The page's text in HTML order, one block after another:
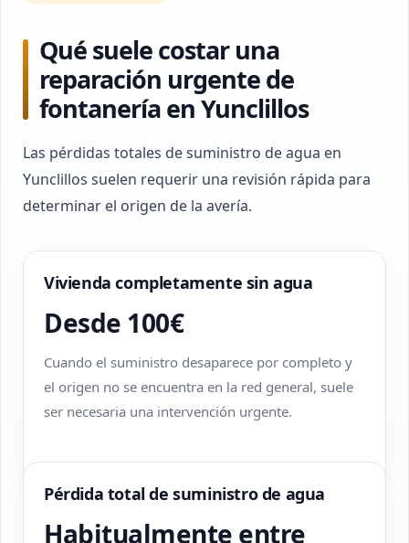
Qué suele costar una
reparación urgente de
fontanería en Yunclillos
Las pérdidas totales de suministro de agua en
Yunclillos suelen requerir una revisión rápida para
determinar el origen de la avería.
Vivienda completamente sin agua
Desde 100€
Cuando el suministro desaparece por completo y
el origen no se encuentra en la red general, suele
ser necesaria una intervención urgente.
Pérdida total de suministro de agua
Habitualmente entre